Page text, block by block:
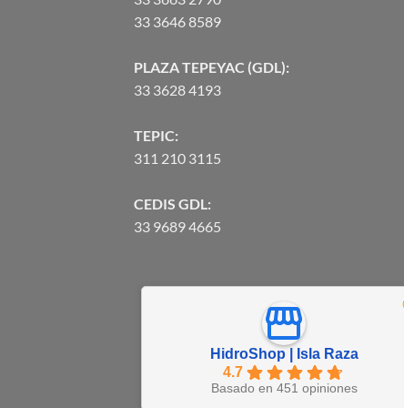
33 3646 8589
PLAZA TEPEYAC (GDL):
33 3628 4193
TEPIC:
311 210 3115
CEDIS GDL:
33 9689 4665
HidroShop | Isla Raza
4.7
Basado en 451 opiniones